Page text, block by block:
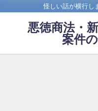
怪しい話が横行し
悪徳商法・
案件